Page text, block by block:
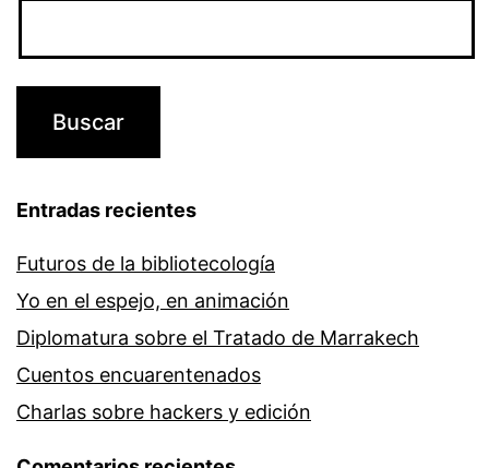
Entradas recientes
Futuros de la bibliotecología
Yo en el espejo, en animación
Diplomatura sobre el Tratado de Marrakech
Cuentos encuarentenados
Charlas sobre hackers y edición